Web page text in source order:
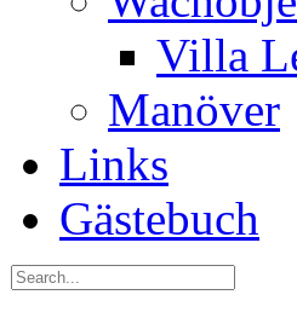
Villa
Manöver
Links
Gästebuch